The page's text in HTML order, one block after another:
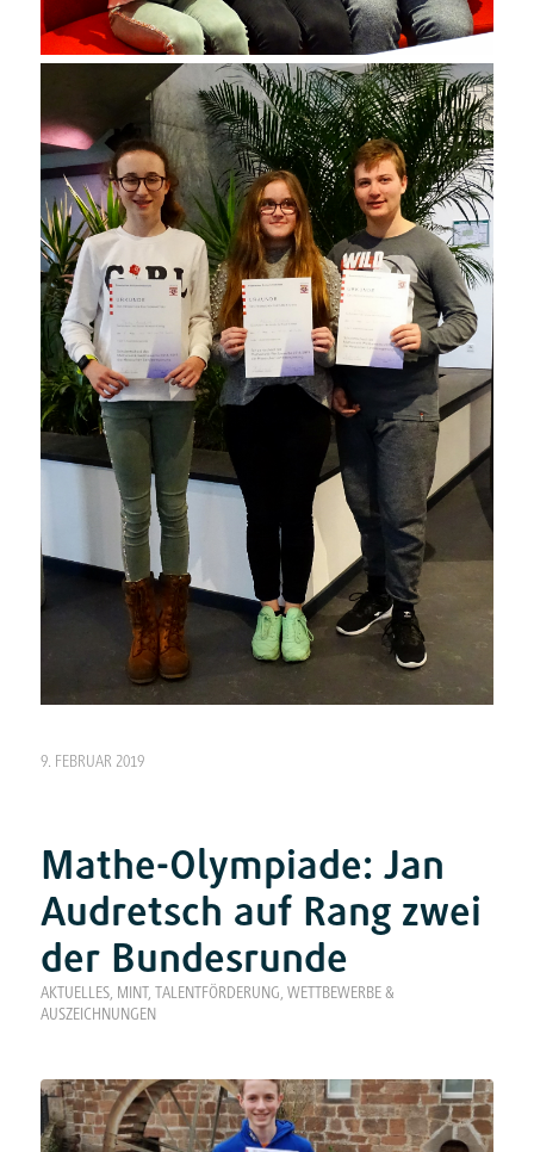
9. FEBRUAR 2019
Mathe-Olympiade: Jan
Audretsch auf Rang zwei
der Bundesrunde
AKTUELLES, MINT, TALENTFÖRDERUNG WETTBEWERBE &
AUSZEICHNUNGEN